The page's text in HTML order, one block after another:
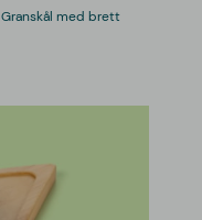
Granskål med brett